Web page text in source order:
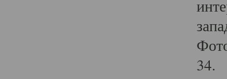
34.